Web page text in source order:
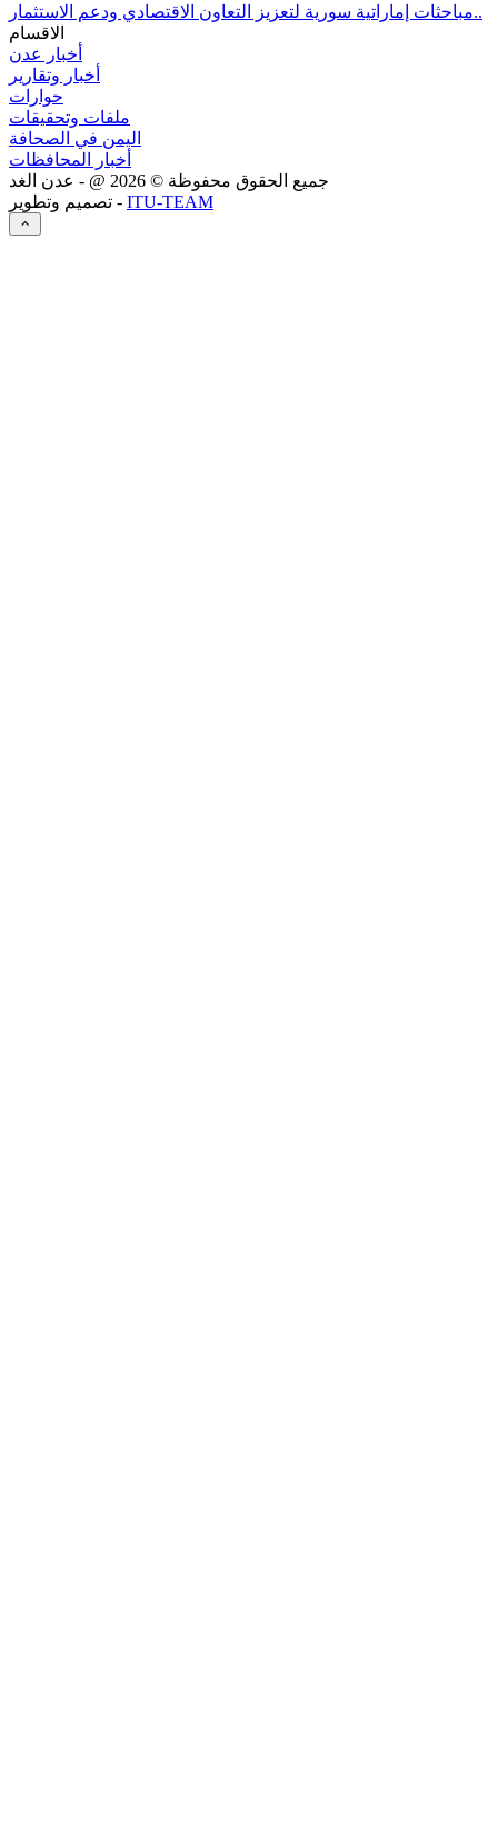
مباحثات إماراتية سورية لتعزيز التعاون الاقتصادي ودعم الاستثمار..
الاقسام
أخبار عدن
أخبار وتقارير
حوارات
ملفات وتحقيقات
اليمن في الصحافة
أخبار المحافظات
جميع الحقوق محفوظة © 2026 @ - عدن الغد
تصميم وتطوير - ITU-TEAM